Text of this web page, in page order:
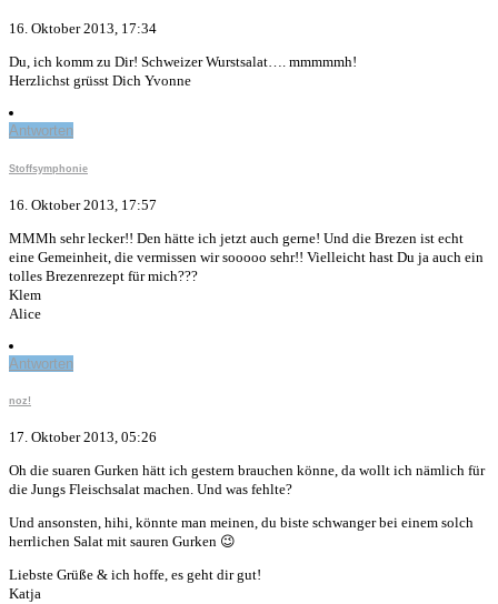
16. Oktober 2013, 17:34
Du, ich komm zu Dir! Schweizer Wurstsalat…. mmmmmh!
Herzlichst grüsst Dich Yvonne
Antworten
Stoffsymphonie
16. Oktober 2013, 17:57
MMMh sehr lecker!! Den hätte ich jetzt auch gerne! Und die Brezen ist echt
eine Gemeinheit, die vermissen wir sooooo sehr!! Vielleicht hast Du ja auch ein
tolles Brezenrezept für mich???
Klem
Alice
Antworten
noz!
17. Oktober 2013, 05:26
Oh die suaren Gurken hätt ich gestern brauchen könne, da wollt ich nämlich für
die Jungs Fleischsalat machen. Und was fehlte?
Und ansonsten, hihi, könnte man meinen, du biste schwanger bei einem solch
herrlichen Salat mit sauren Gurken 😉
Liebste Grüße & ich hoffe, es geht dir gut!
Katja